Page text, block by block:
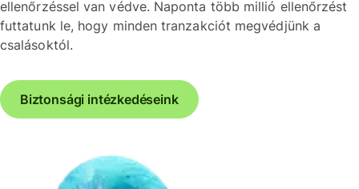
ellenőrzéssel van védve. Naponta több millió ellenőrzést
futtatunk le, hogy minden tranzakciót megvédjünk a
csalásoktól.
Biztonsági intézkedéseink